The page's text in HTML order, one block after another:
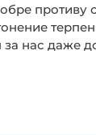
противу
нас даже